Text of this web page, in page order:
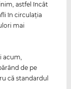
astfel încât
în circulaţia
mai
acum,
de pe
că standardul